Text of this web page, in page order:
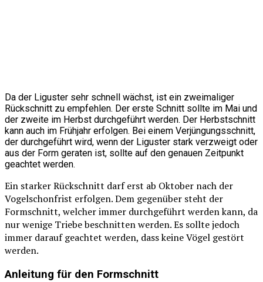
Da der Liguster sehr schnell wächst, ist ein zweimaliger
Rückschnitt zu empfehlen. Der erste Schnitt sollte im Mai und
der zweite im Herbst durchgeführt werden. Der Herbstschnitt
kann auch im Frühjahr erfolgen. Bei einem Verjüngungsschnitt,
der durchgeführt wird, wenn der Liguster stark verzweigt oder
aus der Form geraten ist, sollte auf den genauen Zeitpunkt
geachtet werden.
Ein starker Rückschnitt darf erst ab Oktober nach der
Vogelschonfrist erfolgen. Dem gegenüber steht der
Formschnitt, welcher immer durchgeführt werden kann, da
nur wenige Triebe beschnitten werden. Es sollte jedoch
immer darauf geachtet werden, dass keine Vögel gestört
werden.
Anleitung für den Formschnitt